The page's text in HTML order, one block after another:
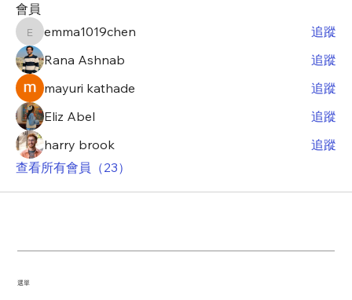
會員
emma1019chen
emma1019chen
追蹤
Rana Ashnab
追蹤
mayuri kathade
追蹤
Eliz Abel
追蹤
harry brook
追蹤
查看所有會員（23）
​選單